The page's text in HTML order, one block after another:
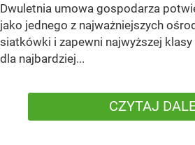
Dwuletnia umowa gospodarza
jako jednego z najważniejszych
siatkówki i zapewni najwyższej
dla najbardziej...
CZYTAJ